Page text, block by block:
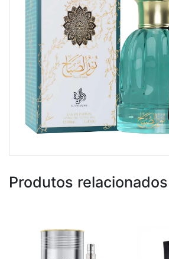
Produtos relacionados